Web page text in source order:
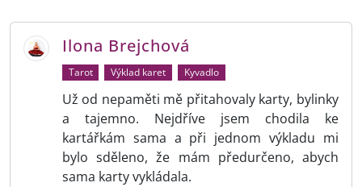
Ilona Brejchová
Tarot Výklad karet Kyvadlo
Už od nepaměti mě přitahovaly karty, bylinky
a tajemno. Nejdříve jsem chodila ke
kartářkám sama a při jednom výkladu mi
bylo sděleno, že mám předurčeno, abych
sama karty vykládala.